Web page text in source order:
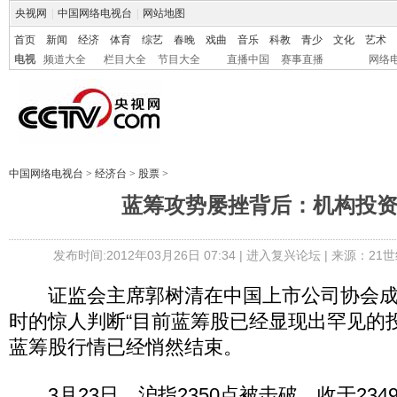
央视网 中国网络电视台 网站地图
首页 新闻 经济 体育 综艺 春晚 戏曲 音乐 科教 青少 文化
艺术
电视
频道大全 栏目大全 节目大全 直播中国 赛事直播 网络
中国网络电视台 > 经济台 > 股票 >
蓝筹攻势屡挫背后：机构投
发布时间:2012年03月26日 07:34 | 进入复兴论坛| 来源：21
证监会主席郭树清在中国上市公司协会
时的惊人判断“目前蓝筹股已经显现出罕见的
蓝筹股行情已经悄然结束。